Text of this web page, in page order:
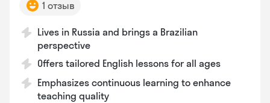
1 отзыв
Lives in Russia and brings a Brazilian
perspective
Offers tailored English lessons for all ages
Emphasizes continuous learning to enhance
teaching quality